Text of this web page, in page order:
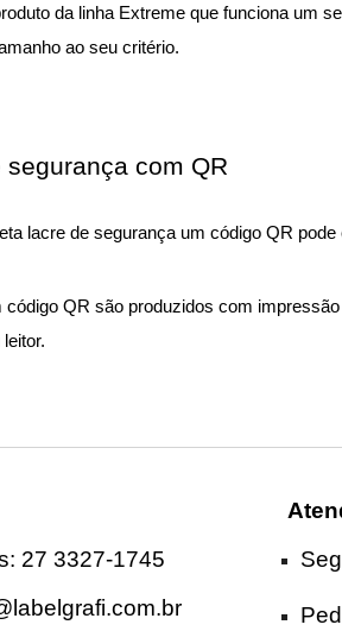
da linha Extreme que funciona um
ao seu critério.
com QR
lacre de segurança um código QR pode
QR são produzidos com
: 27 3327-1745